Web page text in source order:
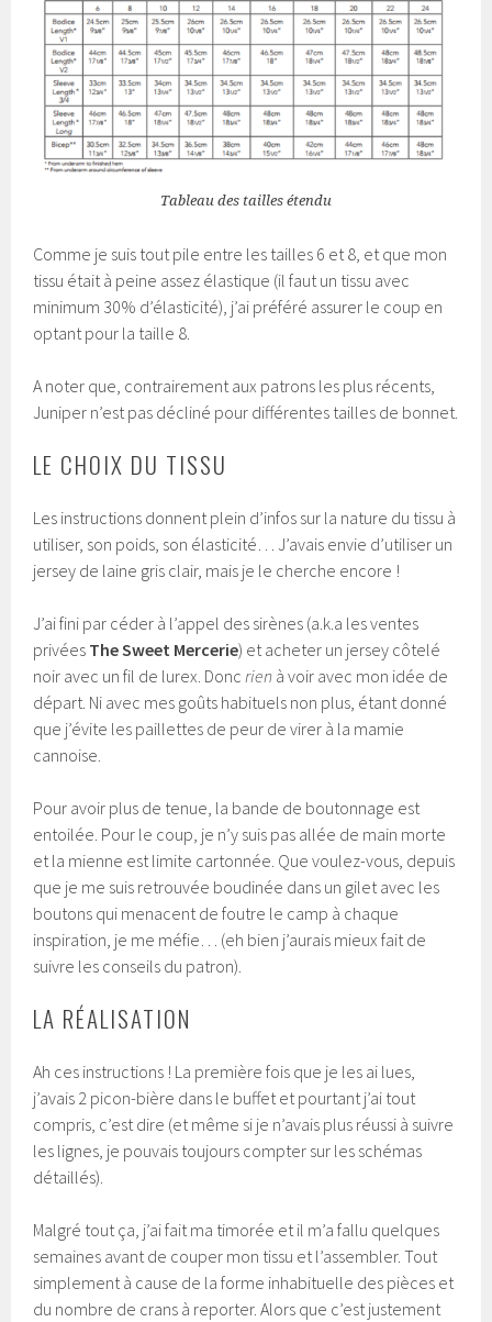
Tableau des tailles étendu
Comme je suis tout pile entre les tailles 6 et 8, et que mon
tissu était à peine assez élastique (il faut un tissu avec
minimum 30% d’élasticité), j’ai préféré assurer le coup en
optant pour la taille 8.
A noter que, contrairement aux patrons les plus récents,
Juniper n’est pas décliné pour différentes tailles de bonnet.
LE CHOIX DU TISSU
Les instructions donnent plein d’infos sur la nature du tissu à
utiliser, son poids, son élasticité… J’avais envie d’utiliser un
jersey de laine gris clair, mais je le cherche encore !
J’ai fini par céder à l’appel des sirènes (a.k.a les ventes
privées The Sweet Mercerie) et acheter un jersey côtelé
noir avec un fil de lurex. Donc rien à voir avec mon idée de
départ. Ni avec mes goûts habituels non plus, étant donné
que j’évite les paillettes de peur de virer à la mamie
cannoise.
Pour avoir plus de tenue, la bande de boutonnage est
entoilée. Pour le coup, je n’y suis pas allée de main morte
et la mienne est limite cartonnée. Que voulez-vous, depuis
que je me suis retrouvée boudinée dans un gilet avec les
boutons qui menacent de foutre le camp à chaque
inspiration, je me méfie… (eh bien j’aurais mieux fait de
suivre les conseils du patron).
LA RÉALISATION
Ah ces instructions ! La première fois que je les ai lues,
j’avais 2 picon-bière dans le buffet et pourtant j’ai tout
compris, c’est dire (et même si je n’avais plus réussi à suivre
les lignes, je pouvais toujours compter sur les schémas
détaillés).
Malgré tout ça, j’ai fait ma timorée et il m’a fallu quelques
semaines avant de couper mon tissu et l’assembler. Tout
simplement à cause de la forme inhabituelle des pièces et
du nombre de crans à reporter. Alors que c’est justement